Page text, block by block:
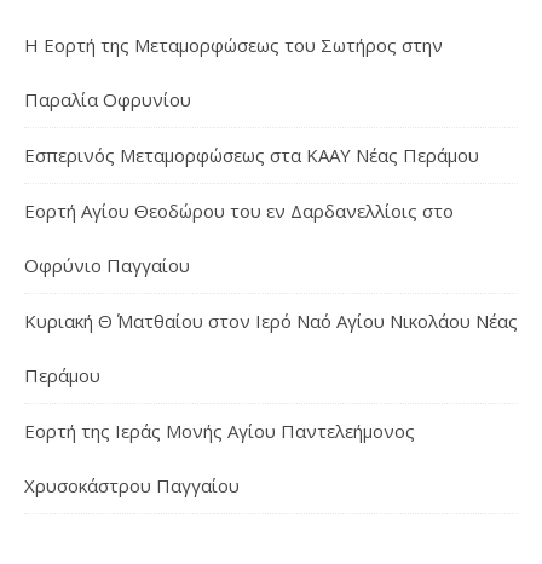
Η Εορτή της Μεταμορφώσεως του Σωτήρος στην
Παραλία Οφρυνίου
Εσπερινός Μεταμορφώσεως στα ΚΑΑΥ Νέας Περάμου
Εορτή Αγίου Θεοδώρου του εν Δαρδανελλίοις στο
Οφρύνιο Παγγαίου
Κυριακή Θ΄ Ματθαίου στον Ιερό Ναό Αγίου Νικολάου Νέας
Περάμου
Εορτή της Ιεράς Μονής Αγίου Παντελεήμονος
Χρυσοκάστρου Παγγαίου